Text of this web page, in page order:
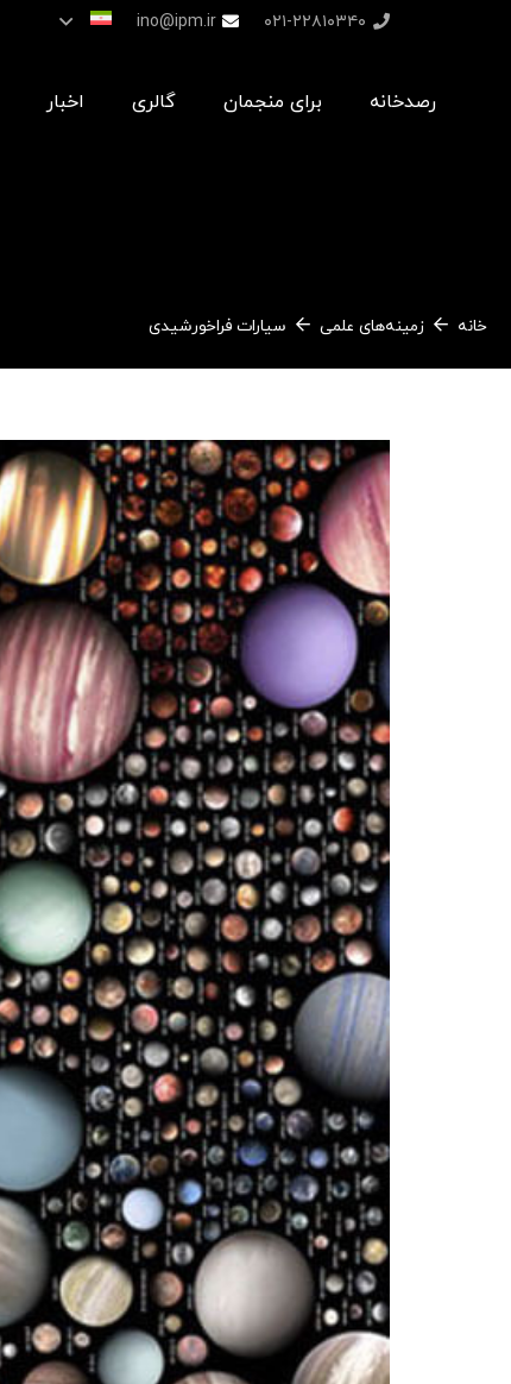
۰۲۱-۲۲۸۱۰۳۴۰ ino@ipm.ir
رصدخانه برای منجمان گالری اخبار
خانه زمینه‌های علمی سیارات فراخورشیدی